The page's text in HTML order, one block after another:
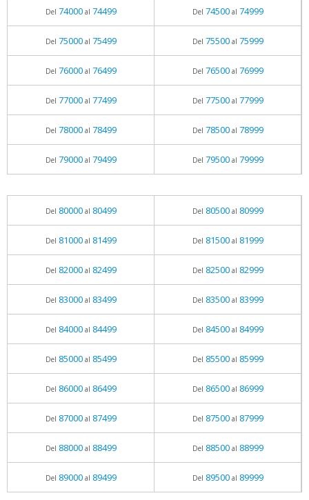
Del 74000al 74499 Del 74500al 74999
Del 75000al 75499 Del 75500al 75999
Del 76000al 76499 Del 76500al 76999
Del 77000al 77499 Del 77500al 77999
Del 78000al 78499 Del 78500al 78999
Del 79000al 79499 Del 79500al 79999
Del 80000al 80499 Del 80500al 80999
Del 81000al 81499 Del 81500al 81999
Del 82000al 82499 Del 82500al 82999
Del 83000al 83499 Del 83500al 83999
Del 84000al 84499 Del 84500al 84999
Del 85000al 85499 Del 85500al 85999
Del 86000al 86499 Del 86500al 86999
Del 87000al 87499 Del 87500al 87999
Del 88000al 88499 Del 88500al 88999
Del 89000al 89499 Del 89500al 89999